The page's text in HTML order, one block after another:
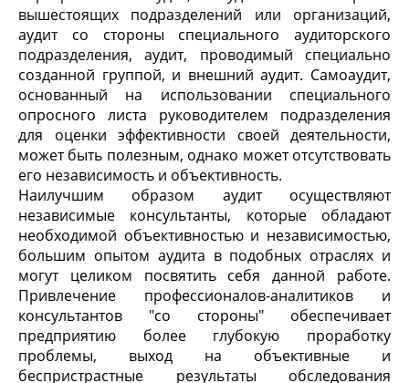
вышестоящих подразделений или организаций,
аудит со стороны специального аудиторского
подразделения, аудит, проводимый специально
созданной группой, и внешний аудит. Самоаудит,
основанный на использовании специального
опросного листа руководителем подразделения
для оценки эффективности своей деятельности,
может быть полезным, однако может отсутствовать
его независимость и объективность.
Наилучшим образом аудит осуществляют
независимые консультанты, которые обладают
необходимой объективностью и независимостью,
большим опытом аудита в подобных отраслях и
могут целиком посвятить себя данной работе.
Привлечение профессионалов-аналитиков и
консультантов "со стороны" обеспечивает
предприятию более глубокую проработку
проблемы, выход на объективные и
беспристрастные результаты обследования